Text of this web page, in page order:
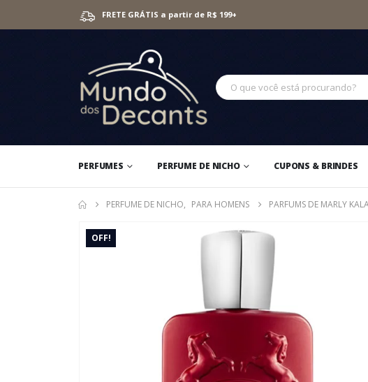
FRETE GRÁTIS a partir de R$ 199+
PERFUMES PERFUME DE NICHO CUPONS & BRINDES
PERFUME DE NICHO, PARA HOMENS PARFUMS DE MARLY
OFF!